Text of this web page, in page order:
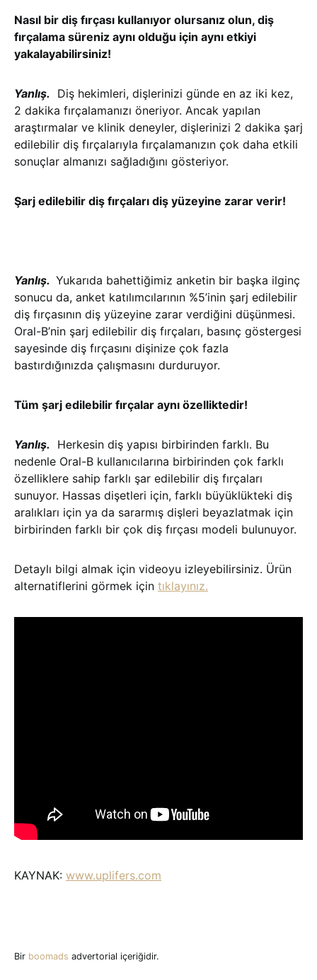
Nasıl bir diş fırçası kullanıyor olursanız olun, diş
fırçalama süreniz aynı olduğu için aynı etkiyi
yakalayabilirsiniz!
Yanlış. Diş hekimleri, dişlerinizi günde en az iki kez,
2 dakika fırçalamanızı öneriyor. Ancak yapılan
araştırmalar ve klinik deneyler, dişlerinizi 2 dakika şarj
edilebilir diş fırçalarıyla fırçalamanızın çok daha etkili
sonuçlar almanızı sağladığını gösteriyor.
Şarj edilebilir diş fırçaları diş yüzeyine zarar verir!
Yanlış. Yukarıda bahettiğimiz anketin bir başka ilginç
sonucu da, anket katılımcılarının %5’inin şarj edilebilir
diş fırçasının diş yüzeyine zarar verdiğini düşünmesi.
Oral-B’nin şarj edilebilir diş fırçaları, basınç göstergesi
sayesinde diş fırçasını dişinize çok fazla
bastırdığınızda çalışmasını durduruyor.
Tüm şarj edilebilir fırçalar aynı özelliktedir!
Yanlış. Herkesin diş yapısı birbirinden farklı. Bu
nedenle Oral-B kullanıcılarına birbirinden çok farklı
özelliklere sahip farklı şar edilebilir diş fırçaları
sunuyor. Hassas dişetleri için, farklı büyüklükteki diş
aralıkları için ya da sararmış dişleri beyazlatmak için
birbirinden farklı bir çok diş fırçası modeli bulunuyor.
Detaylı bilgi almak için videoyu izleyebilirsiniz. Ürün
alternatiflerini görmek için tıklayınız.
KAYNAK: www.uplifers.com
Bir boomads advertorial içeriğidir.